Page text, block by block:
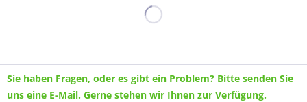
Sie haben Fragen, oder es gibt ein Problem? Bitte senden Sie
uns eine E-Mail. Gerne stehen wir Ihnen zur Verfügung.